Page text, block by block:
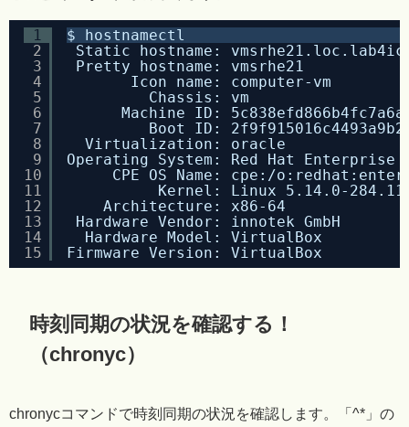
1
2
3
4
5
6
7
8
9
10
11
12
13
14
15
$ hostnamectl
Static hostname:
Pretty hostname: vmsrhe21
Icon name: computer-vm
Chassis: vm
Machine ID:
Boot ID:
Virtualization: oracle
Operating System: Red Hat
CPE OS Name: cpe:/
Kernel: Linux 5.14.0-
Architecture: x86-64
Hardware Vendor: innotek GmbH
Hardware Model: VirtualBox
Firmware Version: VirtualBox
時刻同期の状況を確認する！
（chronyc）
chronycコマンドで時刻同期の状況を確認します。「^*」の